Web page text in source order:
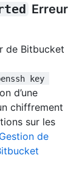
Erreur
de Bitbucket
key
d’une
chiffrement
sur les
Gestion de